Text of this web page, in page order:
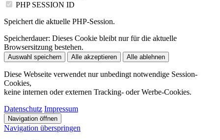
PHP SESSION ID
Speichert die aktuelle PHP-Session.
Speicherdauer: Dieses Cookie bleibt nur für die aktuelle
Browsersitzung bestehen.
Auswahl speichern Alle akzeptieren Alle ablehnen
Diese Webseite verwendet nur unbedingt notwendige Session-
Cookies,
keine internen oder externen Tracking- oder Werbe-Cookies.
Datenschutz Impressum
Navigation öffnen
Navigation überspringen